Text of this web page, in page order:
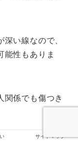
い線なので、
能性もありま
関係でも傷つき
サイトマップ